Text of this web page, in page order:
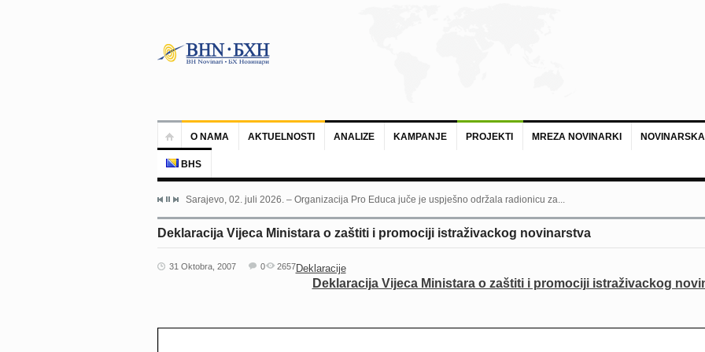
O NAMA AKTUELNOSTI ANALIZE KAMPANJE PROJEKTI MREZA NOVINARKI
BHS
Sarajevo, 02. juli 2026. – Organizacija Pro Educa juče je uspješno održala radionicu za...
Deklaracija Vijeca Ministara o zaštiti i promociji istraživackog novinarstva
31 Oktobra, 2007 Deklaracije
0 2657
Deklaracija Vijeca Ministara o zaštiti i promociji istraživackog